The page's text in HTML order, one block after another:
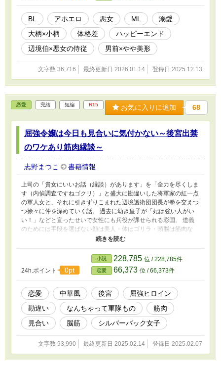
BL アホエロ 悪女 ML
溺愛
大柄×小柄
体格差
ハッピーエンド
辺境伯×悪女の侍従
男前×やや美形
文字数 36,716 最終更新日 2026.01.14 登録日 2025.12.13
恋愛 完結 短編 R15 お気に入りに追加 68
屈強令嬢は今日も見合いに気付かない～後宮出禁
のワケあり筋肉縁談～
志野まつこ 書籍情報
上司の「貴女にいいお話（縁談）があります」を「全力を尽くしま
す（内偵調査ですねゴクリ）」と盛大に勘違いした将軍家の紅一点
の軍人女と、それに引きずりこまれた辺境護衛団団長が拳を交えつ
つ徐々に仲を深めていく話。 過去に幼き皇子が「妃は強い人がい
い！」などと宣ったせいで女性にも兵役が課せられる彩国。 道義
のためには手段を選ばない顔は美人・体はゴリラ・頭脳は筋肉な
女 優里（ユウリ）＆辺境にて療養中の王弟の護衛を務め道義のた
めに実直であろうとする美丈夫 塊（カイ）団長。 事件はほぼ後
宮の外で起きるためドロドロ後宮描写などはほとんどありません。
マッチョ×マッチョだけどBLじゃないよ。 残酷描写・暴力は主にヒ
ロインが行います。 R15は保険かつメイン二人にはありません。全
26話 旧題「将軍家行き遅れ武人令嬢の縁談 ～屈強こそ美徳の世
なのに後宮を出禁にされている（不満はない）～」
24h.ポイント 0pt
小説 228,785 位 / 228,785件
恋愛 66,373 位 / 66,373件
恋愛 中華風 後宮
屈強ヒロイン
勘違い
なんちゃって軍隊もの
筋肉
見合い
脳筋 シルバーバック女子
文字数 93,990 最終更新日 2025.02.14 登録日 2025.02.07